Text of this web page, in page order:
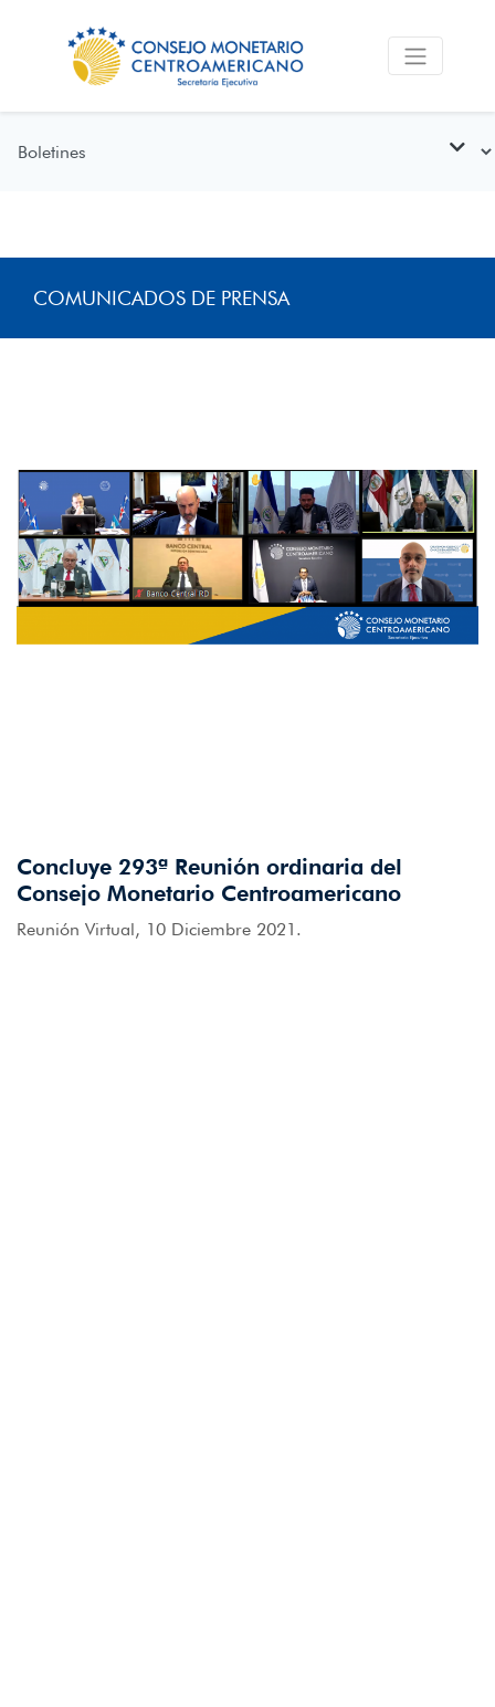
COMUNICADOS DE PRENSA
Concluye 293ª Reunión ordinaria del
Consejo Monetario Centroamericano
Reunión Virtual, 10 Diciembre 2021.